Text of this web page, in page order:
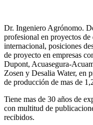
Dr. Ingeniero Agrónomo.
profesional en proyectos
internacional, posiciones
de proyecto en empresas
Dupont, Acuasegura-
Zosen y Desalia Water, en
de producción de mas de
Tiene mas de 30 años de
con multitud de
recibidos.